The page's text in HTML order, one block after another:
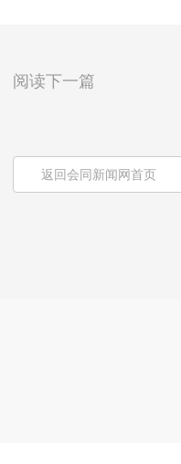
阅读下一篇
返回会同新闻网首页